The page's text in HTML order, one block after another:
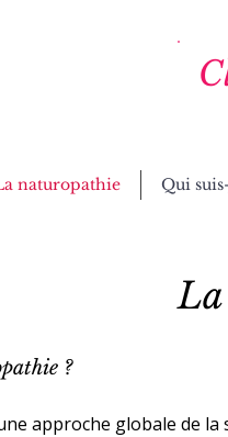
naturopathie Qui
?
approche globale de la